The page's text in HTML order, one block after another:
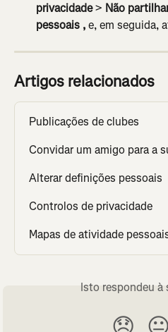
privacidade > Não
pessoais , e, em seguida,
Artigos relacionados
Publicações de clubes
Convidar um amigo para a
Alterar definições pessoais
Controlos de privacidade
Mapas de atividade
Isto respondeu à